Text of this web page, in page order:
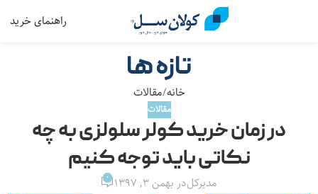
راهنمای خرید
تازه ها
خانه مقالات
مقالات
در زمان خرید کولر سلولزی به چه
نکاتی باید توجه کنیم
مدیرکلدر بهمن ۳, ۱۳۹۷ 0